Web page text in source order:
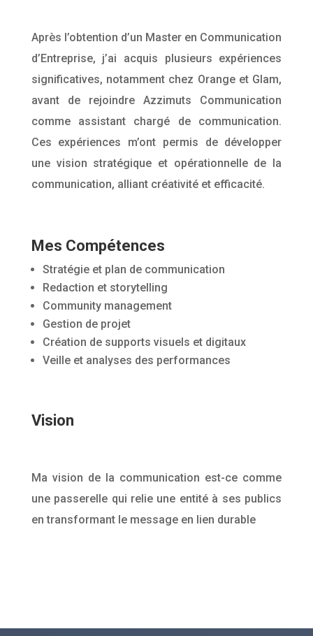
Après l’obtention d’un Master en Communication
d’Entreprise, j’ai acquis plusieurs expériences
significatives, notamment chez Orange et Glam,
avant de rejoindre Azzimuts Communication
comme assistant chargé de communication.
Ces expériences m’ont permis de développer
une vision stratégique et opérationnelle de la
communication, alliant créativité et efficacité.
Mes Compétences
Stratégie et plan de communication
Redaction et storytelling
Community management
Gestion de projet
Création de supports visuels et digitaux
Veille et analyses des performances
Vision
Ma vision de la communication est-ce comme
une passerelle qui relie une entité à ses publics
en transformant le message en lien durable